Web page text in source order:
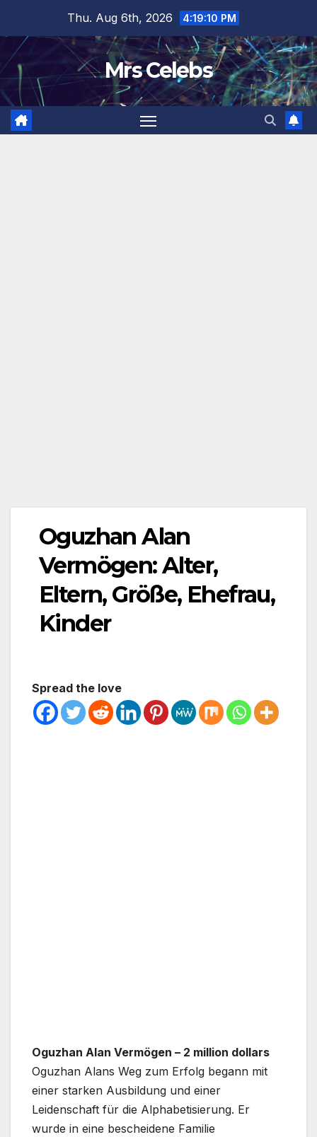
content
Thu. Aug 6th, 2026 4:19:11 PM
Mrs Celebs
Oguzhan Alan
Vermögen: Alter,
Eltern, Größe, Ehefrau,
Kinder
Spread the love
Oguzhan Alan Vermögen – 2 million dollars
Oguzhan Alans Weg zum Erfolg begann mit
einer starken Ausbildung und einer
Leidenschaft für die Alphabetisierung. Er
wurde in eine bescheidene Familie